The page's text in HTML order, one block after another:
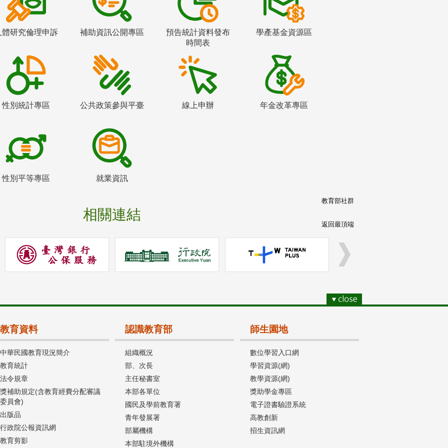
體研究倫理申訴 補助資訊公開專區
預告統計資料發布
時間表
學產基金資源區
性別統計專區 公共政策參與平臺 線上申辦 年金改革專區
性別平等專區 就業資訊
相關連結
教育部社群
返回最頂端
教育資料
中華民國教育現況簡介
教育統計
法令規章
獎補助規定(含教育經費分配審議
委員會)
出版品
行政院公報資訊網
教育剪影
認識教育部
組織概況
部、次長
主任秘書室
本部各單位
國民及學前教育署
青年發展署
部屬機構
本部駐境外機構
師生園地
數位學習入口網
學習資源(網)
教學資源(網)
獎助學金專區
電子證書驗證系統
高教創新
招生資訊網